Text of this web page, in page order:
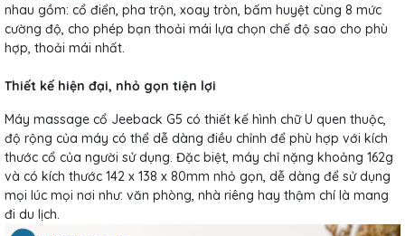
nhau gồm: cổ điển, pha trộn, xoay tròn, bấm huyệt cùng 8 mức
cường độ, cho phép bạn thoải mái lựa chọn chế độ sao cho phù
hợp, thoải mái nhất.
Thiết kế hiện đại, nhỏ gọn tiện lợi
Máy massage cổ Jeeback G5 có thiết kế hình chữ U quen thuộc,
độ rộng của máy có thể dễ dàng điều chỉnh để phù hợp với kích
thước cổ của người sử dụng. Đặc biệt, máy chỉ nặng khoảng 162g
và có kích thước 142 x 138 x 80mm nhỏ gọn, dễ dàng để sử dụng
mọi lúc mọi nơi như: văn phòng, nhà riêng hay thậm chí là mang
đi du lịch.